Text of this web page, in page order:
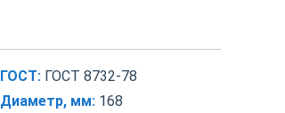
ГОСТ: ГОСТ 8732-78
Диаметр, мм: 168